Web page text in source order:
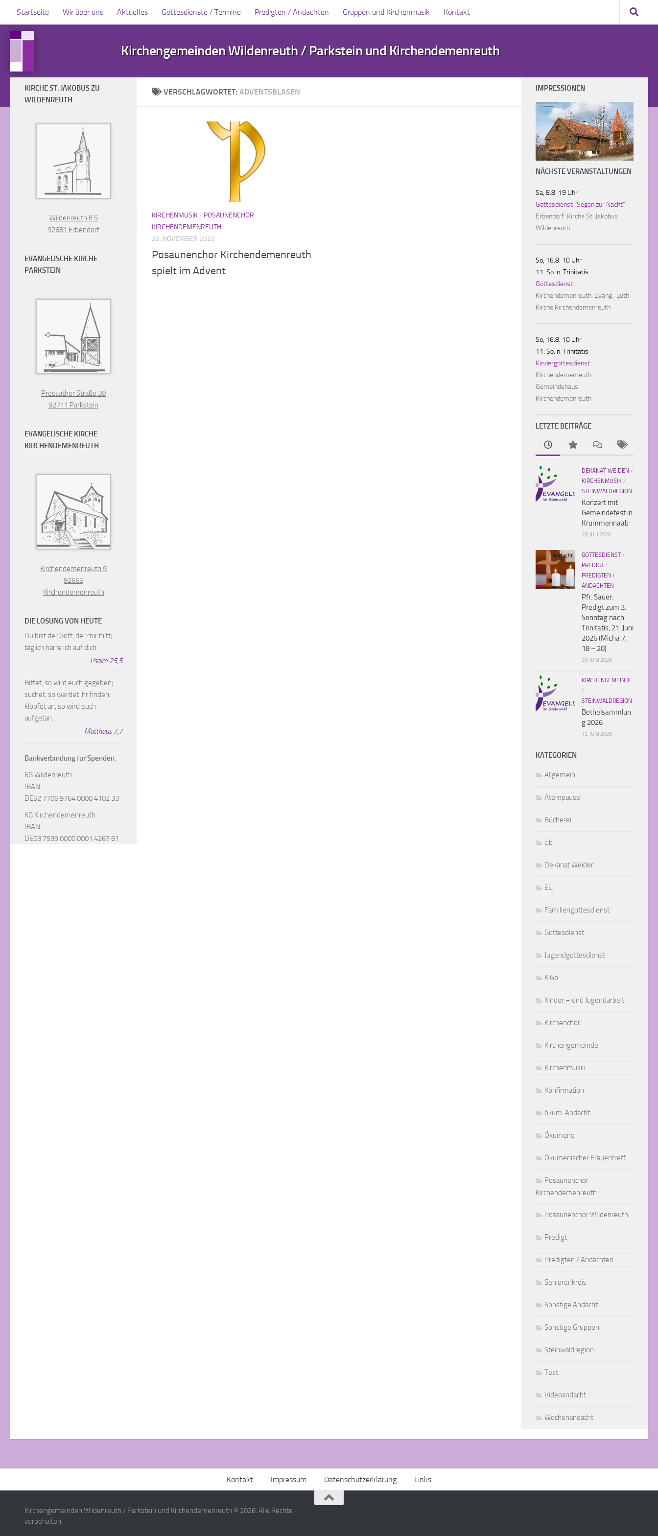
Zum Inhalt springen
Startseite Wir über uns Aktuelles Gottesdienste / Termine Predigten / Andachten Gruppen und Kirchenmusik Kontakt
Kirchengemeinden Wildenreuth / Parkstein und Kirchendemenreuth
VERSCHLAGWORTET: ADVENTSBLASEN
KIRCHENMUSIK/ POSAUNENCHOR
KIRCHENDEMENREUTH
22. NOVEMBER 2022
Posaunenchor Kirchendemenreuth
spielt im Advent
KIRCHE ST. JAKOBUS ZU
WILDENREUTH
Wildenreuth K 5
92681 Erbendorf
EVANGELISCHE KIRCHE
PARKSTEIN
Pressather Straße 30
92711 Parkstein
EVANGELISCHE KIRCHE
KIRCHENDEMENREUTH
Kirchendemenreuth 9
92665
Kirchendemenreuth
DIE LOSUNG VON HEUTE
Du bist der Gott, der mir hilft;
täglich harre ich auf dich.
Psalm 25,5
Bittet, so wird euch gegeben;
suchet, so werdet ihr finden;
klopfet an, so wird euch
aufgetan.
Matthäus 7,7
Bankverbindung für Spenden:
KG Wildenreuth
IBAN:
DE52 7706 9764 0000 4102 33
KG Kirchendemenreuth
IBAN:
DE03 7539 0000 0001 4267 61
IMPRESSIONEN
Evan. Kirche Parkstein
NÄCHSTE VERANSTALTUNGEN
Sa, 8.8. 19 Uhr
Gottesdienst "Segen zur Nacht"
Erbendorf: Kirche St. Jakobus
Wildenreuth
So, 16.8. 10 Uhr
11. So. n. Trinitatis
Gottesdienst
Kirchendemenreuth: Evang.-Luth.
Kirche Kirchendemenreuth
So, 16.8. 10 Uhr
11. So. n. Trinitatis
Kindergottesdienst
Kirchendemenreuth:
Gemeindehaus
Kirchendemenreuth
LETZTE BEITRÄGE
DEKANAT WEIDEN /
KIRCHENMUSIK /
STEINWALDREGION
Konzert mit
Gemeindefest in
Krummennaab
29. JULI 2026
GOTTESDIENST/
PREDIGT/
PREDIGTEN /
ANDACHTEN
Pfr. Sauer:
Predigt zum 3.
Sonntag nach
Trinitatis, 21. Juni
2026 (Micha 7,
18 – 20)
30. JUNI 2026
KIRCHENGEMEINDE
/
STEINWALDREGION
Bethelsammlun
g 2026
13. JUNI 2026
KATEGORIEN
Allgemein
Atempause
Bücherei
cjb
Dekanat Weiden
ELJ
Familiengottesdienst
Gottesdienst
Jugendgottesdienst
KiGo
Kinder – und Jugendarbeit
Kirchenchor
Kirchengemeinde
Kirchenmusik
Konfirmation
ökum. Andacht
Ökumene
Ökumenischer Frauentreff
Posaunenchor
Kirchendemenreuth
Posaunenchor WIldenreuth
Predigt
Predigten / Andachten
Seniorenkreis
Sonstige Andacht
Sonstige Gruppen
Steinwaldregion
Test
Videoandacht
Wochenandacht
Kontakt Impressum Datenschutzerklärung Links
Kirchengemeinden Wildenreuth / Parkstein und Kirchendemenreuth © 2026. Alle Rechte
vorbehalten.